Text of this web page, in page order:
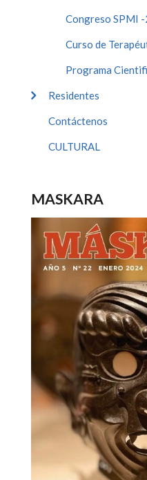
Congreso SPMI
Curso de
Programa
Residentes
Contáctenos
CULTURAL
MASKARA